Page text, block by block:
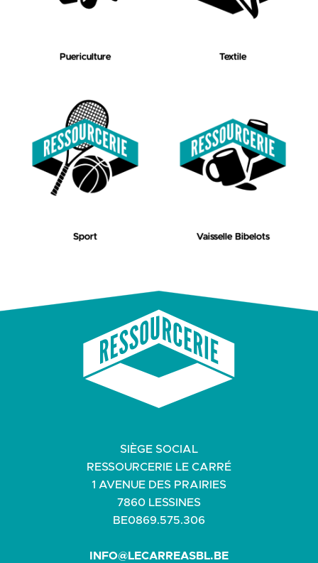
Puericulture Textile
Sport Vaisselle Bibelots
SIÈGE SOCIAL
RESSOURCERIE LE CARRÉ
1 AVENUE DES PRAIRIES
7860 LESSINES
BE0869.575.306
INFO@LECARREASBL.BE